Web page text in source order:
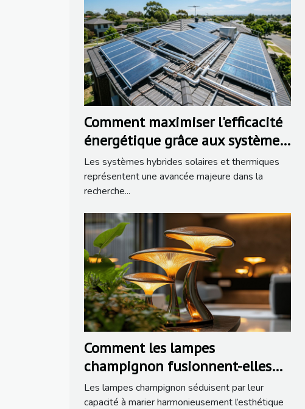
Comment maximiser l'efficacité
énergétique grâce aux systèmes
hybrides solaires et thermiques
?
Les systèmes hybrides solaires et thermiques
représentent une avancée majeure dans la
recherche...
Comment les lampes
champignon fusionnent-elles
nature et technologie ?
Les lampes champignon séduisent par leur
capacité à marier harmonieusement l’esthétique